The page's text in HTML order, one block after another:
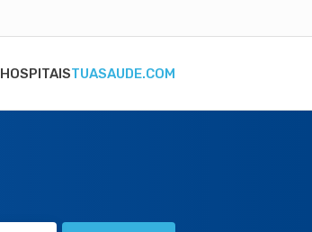
HOSPITAISTUASAUDE.COM